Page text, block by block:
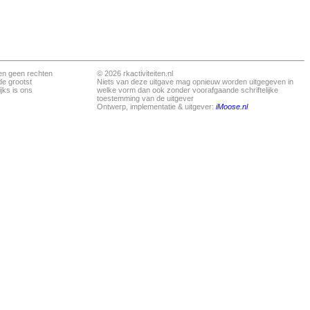
geen rechten
grootst
is ons
© 2026 rkactiviteiten.nl
Niets van deze uitgave mag opnieuw worden uitgegeven in
welke vorm dan ook zonder voorafgaande schriftelijke
toestemming van de uitgever
Ontwerp, implementatie & uitgever: iMoose.nl